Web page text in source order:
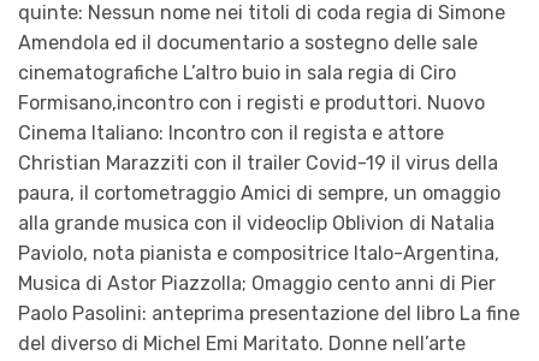
quinte: Nessun nome nei titoli di coda regia di Simone
Amendola ed il documentario a sostegno delle sale
cinematografiche L’altro buio in sala regia di Ciro
Formisano,incontro con i registi e produttori. Nuovo
Cinema Italiano: Incontro con il regista e attore
Christian Marazziti con il trailer Covid-19 il virus della
paura, il cortometraggio Amici di sempre, un omaggio
alla grande musica con il videoclip Oblivion di Natalia
Paviolo, nota pianista e compositrice Italo-Argentina,
Musica di Astor Piazzolla; Omaggio cento anni di Pier
Paolo Pasolini: anteprima presentazione del libro La fine
del diverso di Michel Emi Maritato. Donne nell’arte